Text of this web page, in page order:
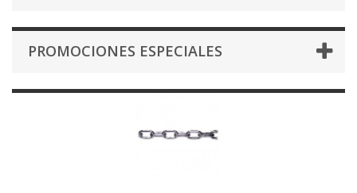
PROMOCIONES ESPECIALES